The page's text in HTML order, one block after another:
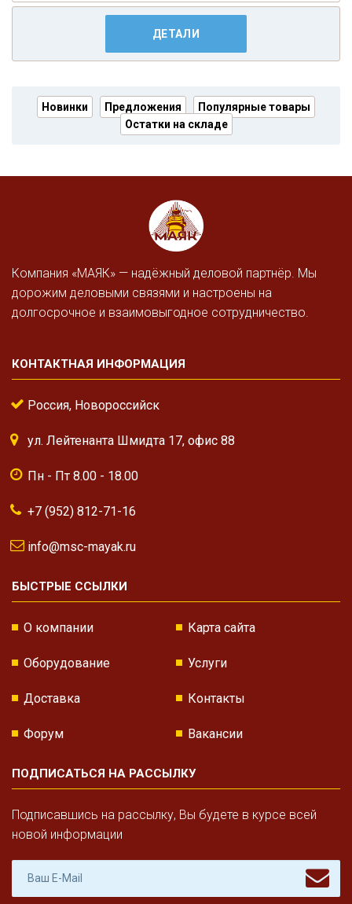
ДЕТАЛИ
Новинки Предложения
Популярные товары
Остатки на складе
Компания «МАЯК» — надёжный деловой партнёр. Мы
дорожим деловыми связями и настроены на
долгосрочное и взаимовыгодное сотрудничество.
КОНТАКТНАЯ ИНФОРМАЦИЯ
Россия, Новороссийск
ул. Лейтенанта Шмидта 17, офис 88
Пн - Пт 8.00 - 18.00
+7 (952) 812-71-16
info@msc-mayak.ru
БЫСТРЫЕ ССЫЛКИ
О компании Карта сайта
Оборудование Услуги
Доставка Контакты
Форум Вакансии
ПОДПИСАТЬСЯ НА РАССЫЛКУ
Подписавшись на рассылку, Вы будете в курсе всей
новой информации